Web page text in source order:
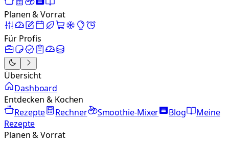
Planen & Vorrat
Für Profis
Übersicht
Dashboard
Entdecken & Kochen
Rezepte
Rechner Smoothie-Mixer Blog
Meine
Rezepte
Planen & Vorrat